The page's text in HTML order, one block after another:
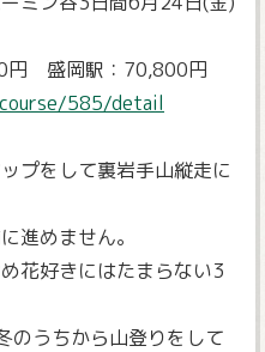
円 盛岡駅：70,800円
585/detail
プをして裏岩手山縦走に
進めません。
花好きにはたまらない3
のうちから山登りをして